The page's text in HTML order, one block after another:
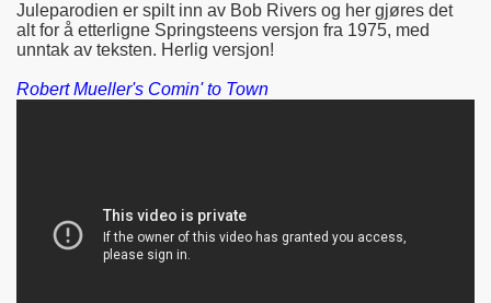
Juleparodien er spilt inn av Bob Rivers og her gjøres det
alt for å etterligne Springsteens versjon fra 1975, med
unntak av teksten. Herlig versjon!
Robert Mueller's Comin' to Town